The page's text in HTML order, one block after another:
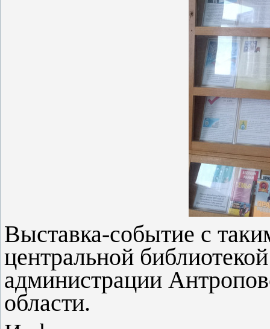
Выставка-событие с
центральной
администрации
области.